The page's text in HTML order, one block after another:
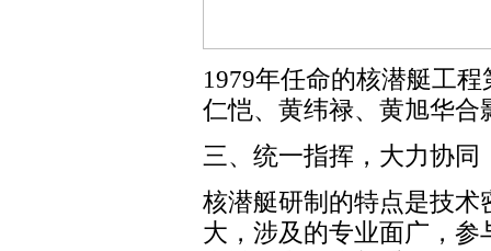
1979年任命的核潜艇工
仁恺、黄纬禄、黄旭华合
三、统一指挥，大力协同
核潜艇研制的特点是技
大，涉及的专业面广，